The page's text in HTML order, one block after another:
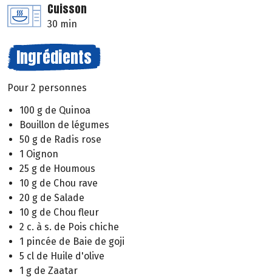
Cuisson
30 min
Ingrédients
Pour 2 personnes
100 g de Quinoa
Bouillon de légumes
50 g de Radis rose
1 Oignon
25 g de Houmous
10 g de Chou rave
20 g de Salade
10 g de Chou fleur
2 c. à s. de Pois chiche
1 pincée de Baie de goji
5 cl de Huile d'olive
1 g de Zaatar